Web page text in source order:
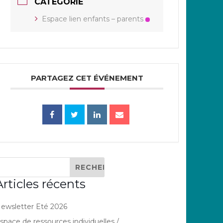
Espace lien enfants – parents
PARTAGEZ CET ÉVÉNEMENT
récents
Eté 2026